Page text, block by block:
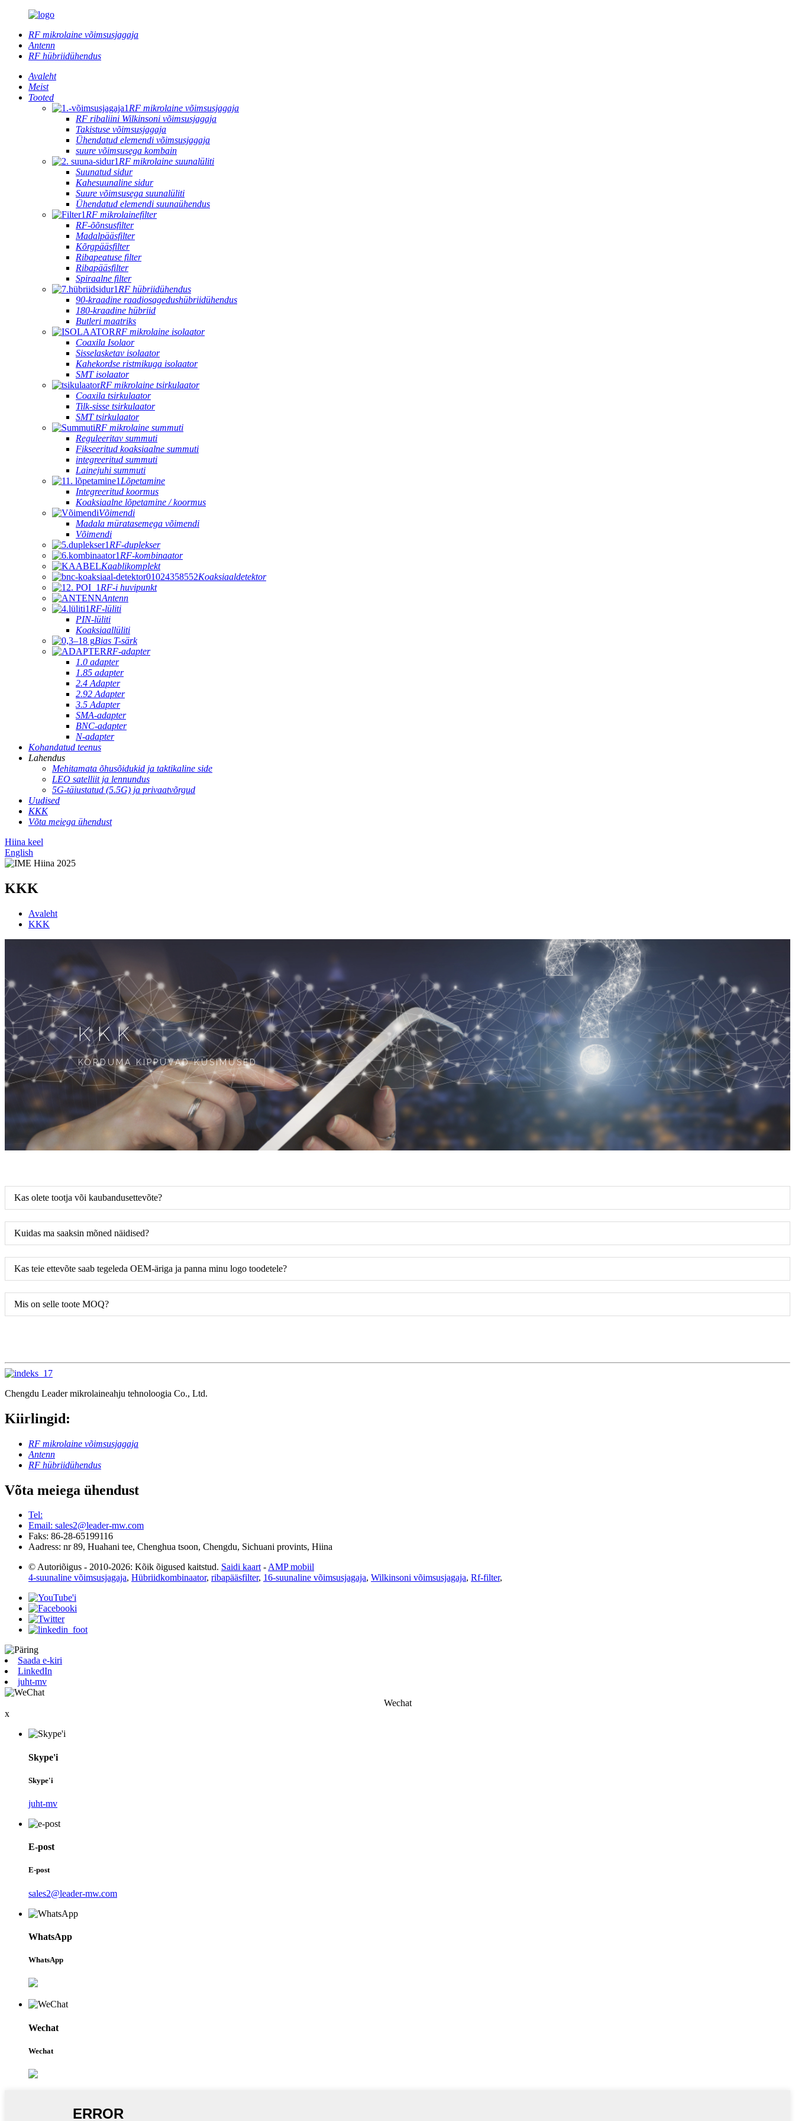
RF mikrolaine võimsusjagaja
Antenn
RF hübriidühendus
Avaleht
Meist
Tooted
RF mikrolaine võimsusjagaja
RF ribaliini Wilkinsoni võimsusjagaja
Takistuse võimsusjagaja
Ühendatud elemendi võimsusjagaja
suure võimsusega kombain
RF mikrolaine suunalüliti
Suunatud sidur
Kahesuunaline sidur
Suure võimsusega suunalüliti
Ühendatud elemendi suunaühendus
RF mikrolainefilter
RF-õõnsusfilter
Madalpääsfilter
Kõrgpääsfilter
Ribapeatuse filter
Ribapääsfilter
Spiraalne filter
RF hübriidühendus
90-kraadine raadiosagedushübriidühendus
180-kraadine hübriid
Butleri maatriks
RF mikrolaine isolaator
Coaxila Isolaor
Sisselasketav isolaator
Kahekordse ristmikuga isolaator
SMT isolaator
RF mikrolaine tsirkulaator
Coaxila tsirkulaator
Tilk-sisse tsirkulaator
SMT tsirkulaator
RF mikrolaine summuti
Reguleeritav summuti
Fikseeritud koaksiaalne summuti
integreeritud summuti
Lainejuhi summuti
Lõpetamine
Integreeritud koormus
Koaksiaalne lõpetamine / koormus
Võimendi
Madala müratasemega võimendi
Võimendi
RF-duplekser
RF-kombinaator
Kaablikomplekt
Koaksiaaldetektor
RF-i huvipunkt
Antenn
RF-lüliti
PIN-lüliti
Koaksiaallüliti
Bias T-särk
RF-adapter
1.0 adapter
1.85 adapter
2.4 Adapter
2.92 Adapter
3.5 Adapter
SMA-adapter
BNC-adapter
N-adapter
Kohandatud teenus
Lahendus
Mehitamata õhusõidukid ja taktikaline side
LEO satelliit ja lennundus
5G-täiustatud (5.5G) ja privaatvõrgud
Uudised
KKK
Võta meiega ühendust
Hiina keel
English
KKK
Avaleht
KKK
KKK
KORDUMA KIPPUVAD KÜSIMUSED
Kas olete tootja või kaubandusettevõte?
Kuidas ma saaksin mõned näidised?
Kas teie ettevõte saab tegeleda OEM-äriga ja panna minu logo toodetele?
Mis on selle toote MOQ?
Chengdu Leader mikrolaineahju tehnoloogia Co., Ltd.
Kiirlingid:
RF mikrolaine võimsusjagaja
Antenn
RF hübriidühendus
Võta meiega ühendust
Tel:
Email: sales2@leader-mw.com
Faks: 86-28-65199116
Aadress: nr 89, Huahani tee, Chenghua tsoon, Chengdu, Sichuani provints, Hiina
© Autoriõigus - 2010-2026: Kõik õigused kaitstud. Saidi kaart-AMP mobiil
4-suunaline võimsusjagaja, Hübriidkombinaator, ribapääsfilter, 16-suunaline võimsusjagaja, Wilkinsoni võimsusjagaja, Rf-filter,
Saada e-kiri
LinkedIn
juht-mv
Wechat
x
Skype'i
Skype'i
juht-mv
E-post
E-post
sales2@leader-mw.com
WhatsApp
WhatsApp
Wechat
Wechat